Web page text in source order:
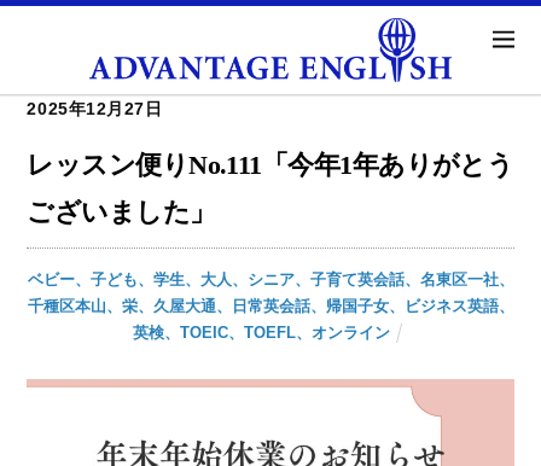
2025年12月27日
レッスン便りNo.111「今年1年ありがとう
ございました」
ベビー、子ども、学生、大人、シニア、子育て英会話、名東区一社、
千種区本山、栄、久屋大通、日常英会話、帰国子女、ビジネス英語、
英検、TOEIC、TOEFL、オンライン